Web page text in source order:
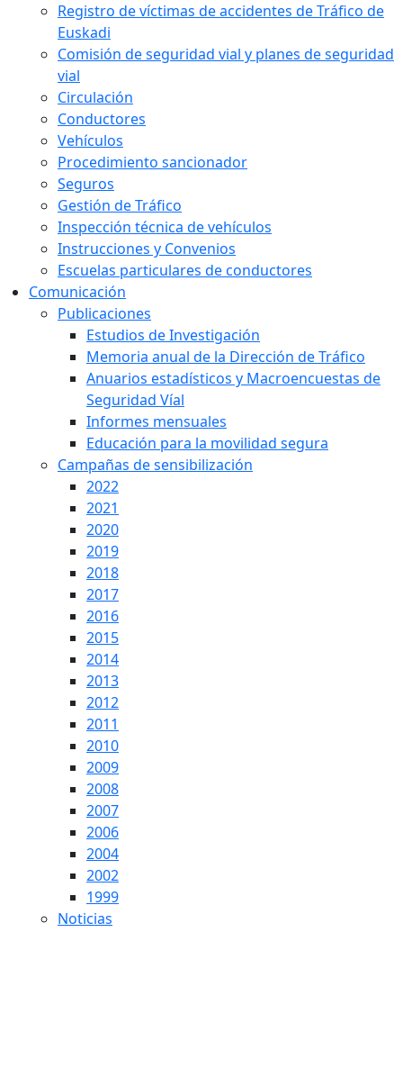
Registro de víctimas de accidentes de Tráfico de
Euskadi
Comisión de seguridad vial y planes de seguridad
vial
Circulación
Conductores
Vehículos
Procedimiento sancionador
Seguros
Gestión de Tráfico
Inspección técnica de vehículos
Instrucciones y Convenios
Escuelas particulares de conductores
Comunicación
Publicaciones
Estudios de Investigación
Memoria anual de la Dirección de Tráfico
Anuarios estadísticos y Macroencuestas de
Seguridad Víal
Informes mensuales
Educación para la movilidad segura
Campañas de sensibilización
2022
2021
2020
2019
2018
2017
2016
2015
2014
2013
2012
2011
2010
2009
2008
2007
2006
2004
2002
1999
Noticias